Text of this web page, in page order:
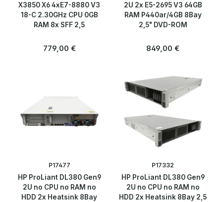
X3850 X6 4xE7-8880 V3
18-C 2.30GHz CPU 0GB
RAM 8x SFF 2,5
Regulärer Preis:
779,00 €
2U 2x E5-2695 V3 64GB
RAM P440ar/4GB 8Bay
2,5" DVD-ROM
Regulärer Preis:
849,00 €
P17477
HP ProLiant DL380 Gen9
2U no CPU no RAM no
HDD 2x Heatsink 8Bay
P17332
HP ProLiant DL380 Gen9
2U no CPU no RAM no
HDD 2x Heatsink 8Bay 2,5